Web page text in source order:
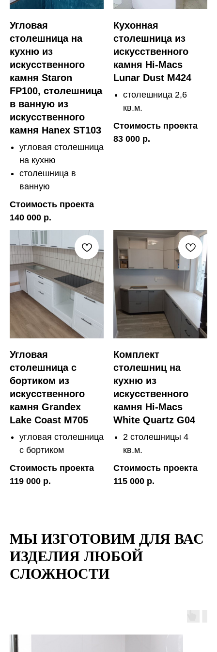
Угловая
столешница на
кухню из
искусственного
камня Staron
FP100, столешница
в ванную из
искусственного
камня Hanex ST103
угловая столешница
на кухню
столешница в
ванную
Стоимость проекта
140 000 р.
Кухонная
столешница из
искусственного
камня Hi-Macs
Lunar Dust M424
столешница 2,6
кв.м.
Стоимость проекта
83 000 р.
Угловая
столешница с
бортиком из
искусственного
камня Grandex
Lake Coast M705
угловая столешница
с бортиком
Стоимость проекта
119 000 р.
Комплект
столешниц на
кухню из
искусственного
камня Hi-Macs
White Quartz G04
2 столешницы 4
кв.м.
Стоимость проекта
115 000 р.
МЫ ИЗГОТОВИМ ДЛЯ ВАС
ИЗДЕЛИЯ ЛЮБОЙ
СЛОЖНОСТИ